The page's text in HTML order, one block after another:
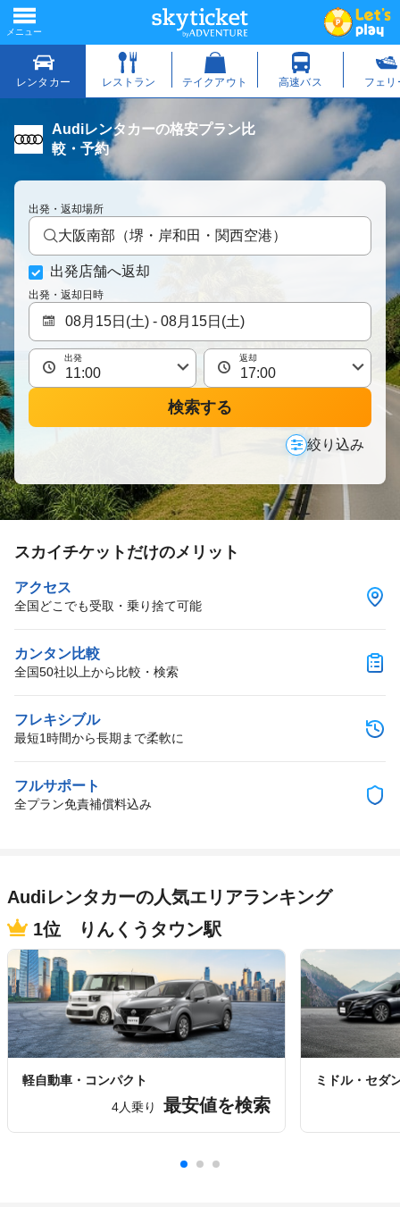
Audiレンタカーの格安プラン比
較・予約
出発・返却場所
大阪南部（堺・岸和田・関西空港）
出発店舗へ返却
出発・返却日時
出発 返却
検索する
絞り込み
スカイチケットだけのメリット
アクセス
全国どこでも受取・乗り捨て可能
カンタン比較
全国50社以上から比較・検索
フレキシブル
最短1時間から長期まで柔軟に
フルサポート
全プラン免責補償料込み
Audiレンタカーの人気エリアランキング
1位 りんくうタウン駅
軽自動車・コンパクト
4人乗り
最安値を検索
ミドル・セダ